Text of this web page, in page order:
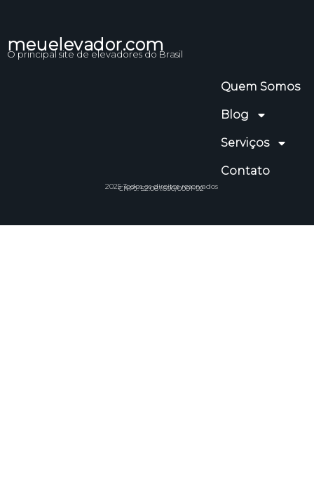
meuelevador.com
O principal site de elevadores do Brasil
Quem Somos
Blog
Serviços
Contato
CNPJ: 52.061.690/0001-92
2025 Todos os direitos reservados